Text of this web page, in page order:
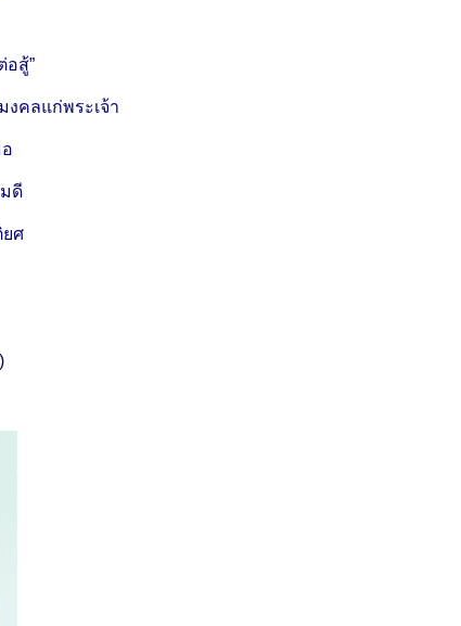
อสู้”
คลแก่พระเจ้า
ดี
ยศ